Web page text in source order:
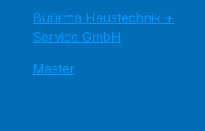
Büürma Haustechnik +
Service GmbH
Master